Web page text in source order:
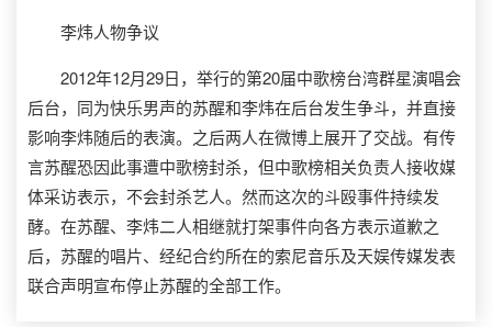
李炜人物争议
2012年12月29日，举行的第20届中歌榜台湾群星演唱会
后台，同为快乐男声的苏醒和李炜在后台发生争斗，并直接
影响李炜随后的表演。之后两人在微博上展开了交战。有传
言苏醒恐因此事遭中歌榜封杀，但中歌榜相关负责人接收媒
体采访表示，不会封杀艺人。然而这次的斗殴事件持续发
酵。在苏醒、李炜二人相继就打架事件向各方表示道歉之
后，苏醒的唱片、经纪合约所在的索尼音乐及天娱传媒发表
联合声明宣布停止苏醒的全部工作。